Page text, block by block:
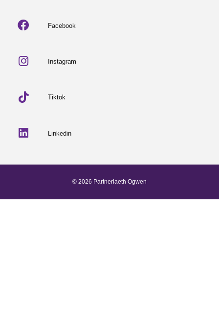
Facebook
Instagram
Tiktok
Linkedin
© 2026 Partneriaeth Ogwen